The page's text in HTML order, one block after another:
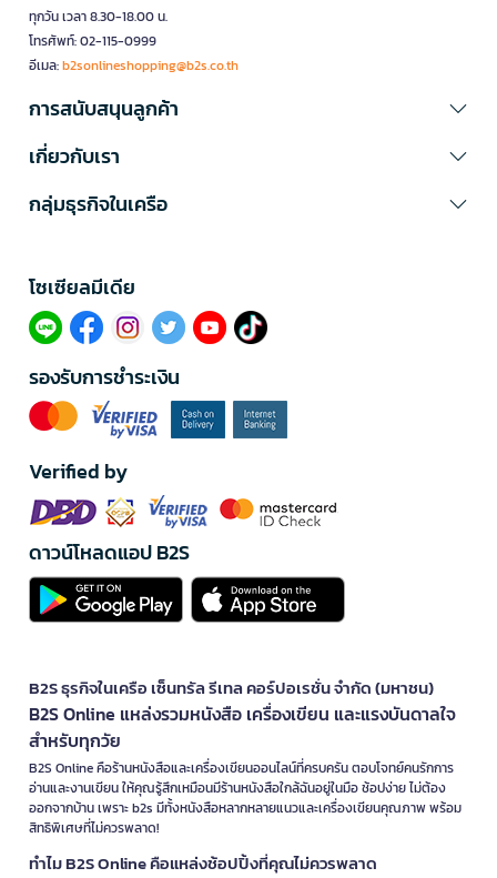
ทุกวัน เวลา 8.30-18.00 น.
โทรศัพท์: 02-115-0999
อีเมล:b2sonlineshopping@b2s.co.th
การสนับสนุนลูกค้า
เกี่ยวกับเรา
กลุ่มธุรกิจในเครือ
โซเซียลมีเดีย​
รองรับการชำระเงิน
Verified by
ดาวน์โหลดแอป B2S
B2S ธุรกิจในเครือ เซ็นทรัล รีเทล คอร์ปอเรชั่น จำกัด (มหาชน)
B2S Online แหล่งรวมหนังสือ เครื่องเขียน และแรงบันดาลใจ
สำหรับทุกวัย
B2S Online คือร้านหนังสือและเครื่องเขียนออนไลน์ที่ครบครัน ตอบโจทย์คนรักการ
อ่านและงานเขียน ให้คุณรู้สึกเหมือนมีร้านหนังสือใกล้ฉันอยู่ในมือ ช้อปง่าย ไม่ต้อง
ออกจากบ้าน เพราะ b2s มีทั้งหนังสือหลากหลายแนวและเครื่องเขียนคุณภาพ พร้อม
สิทธิพิเศษที่ไม่ควรพลาด!
ทำไม B2S Online คือแหล่งช้อปปิ้งที่คุณไม่ควรพลาด